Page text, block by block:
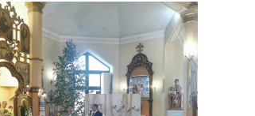
ЗБІЛЬШИТИ